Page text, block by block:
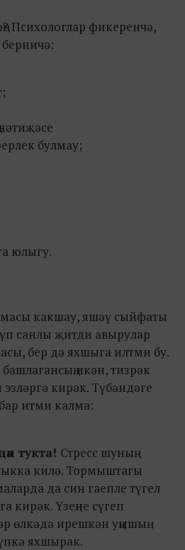
Психологлар фикеренчә,
булмау;
юлыгу.
какшау, яшәү сыйфаты
санлы җитди авырулар
бер дә яхшыга илтми бу.
икән, тизрәк
кирәк. Түбәндәге
итми калма:
тукта! Стресс шуның
килә. Тормыштагы
да син гаепле түгел
кирәк. Үзеңне сүгеп
өлкәдә ирешкән уңышың
яхшырак.